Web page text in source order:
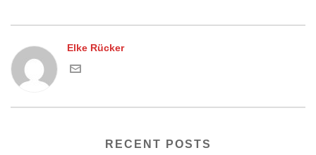
Elke Rücker
RECENT POSTS